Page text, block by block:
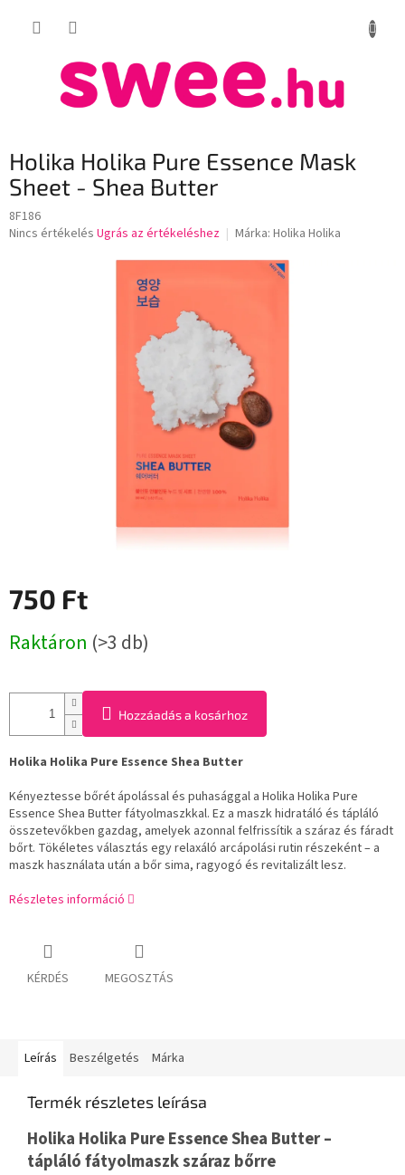
KOSÁR
Holika Holika Pure Essence Mask
Sheet - Shea Butter
8F186
A
Nincs értékelés Ugrás az értékeléshez Márka: Holika Holika
750 Ft
Raktáron (>3 db)
Hozzáadás a kosárhoz
Holika Holika Pure Essence Shea Butter
Kényeztesse bőrét ápolással és puhasággal a Holika Holika Pure
Essence Shea Butter fátyolmaszkkal. Ez a maszk hidratáló és tápláló
összetevőkben gazdag, amelyek azonnal felfrissítik a száraz és fáradt
bőrt. Tökéletes választás egy relaxáló arcápolási rutin részeként – a
maszk használata után a bőr sima, ragyogó és revitalizált lesz.
Részletes információ
KÉRDÉS MEGOSZTÁS
Leírás Beszélgetés Márka
Termék részletes leírása
Holika Holika Pure Essence Shea Butter –
tápláló fátyolmaszk száraz bőrre